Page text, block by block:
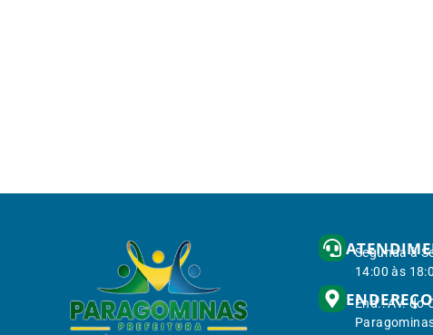
Segunda à
14:00 às
ENDEREÇO
End.: Av. do